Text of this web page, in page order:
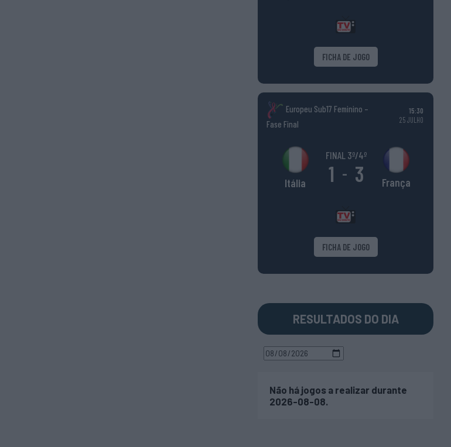
FICHA DE JOGO
Europeu Sub17 Feminino –
Fase Final
15:30
25 JULHO
Itália
FINAL 3º/4º
1 - 3 França
FICHA DE JOGO
RESULTADOS DO DIA
Não há jogos a realizar durante
2026-08-08.